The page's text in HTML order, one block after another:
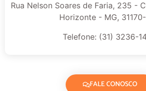
Rua Nelson Soares de Faria, 235 -
Horizonte - MG,
Telefone: (31) 3236-
FALE CONOSCO